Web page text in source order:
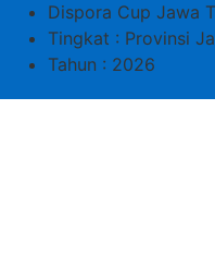
Dispora Cup Jawa
Tingkat : Provinsi
Tahun : 2026